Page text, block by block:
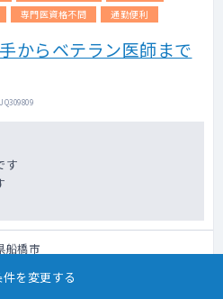
専門医資格不問 通勤便利
からベテラン医師まで
す
船橋市
を変更する